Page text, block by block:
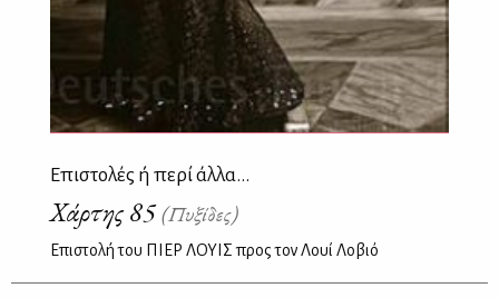
Επιστολές ή περί άλλα...
Χάρτης 85(Πυξίδες)
Επιστολή του ΠΙΕΡ ΛΟΥΙΣ προς τον Λουί Λοβιό